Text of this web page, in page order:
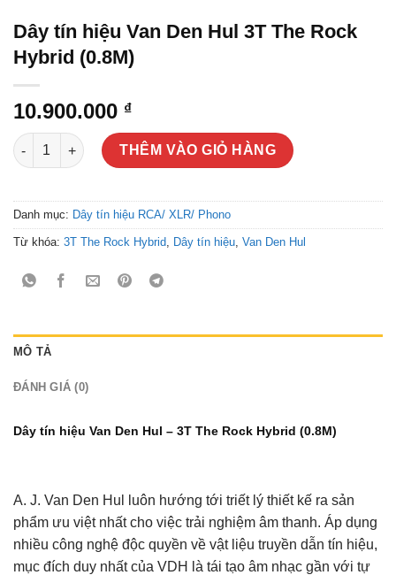
Dây tín hiệu Van Den Hul 3T The Rock
Hybrid (0.8M)
10.900.000 ₫
Dây tín hiệu Van Den Hul 3T The Rock Hybrid (0.8M) số lượng
THÊM VÀO GIỎ HÀNG
Danh mục: Dây tín hiệu RCA/ XLR/ Phono
Từ khóa: 3T The Rock Hybrid Dây tín hiệu Van Den Hul
MÔ TẢ
ĐÁNH GIÁ (0)
Dây tín hiệu Van Den Hul – 3T The Rock Hybrid (0.8M)
A. J. Van Den Hul luôn hướng tới triết lý thiết kế ra sản
phẩm ưu việt nhất cho việc trải nghiệm âm thanh. Áp dụng
nhiều công nghệ độc quyền về vật liệu truyền dẫn tín hiệu,
mục đích duy nhất của VDH là tái tạo âm nhạc gần với tự